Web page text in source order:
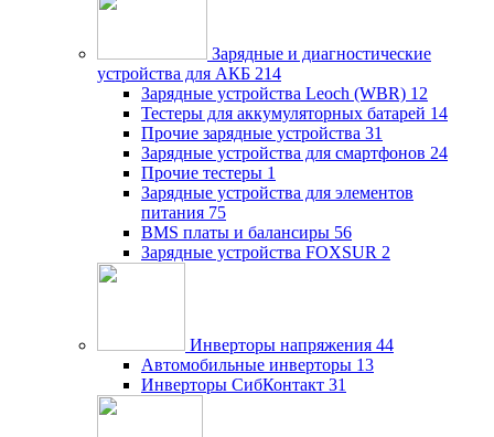
Зарядные и диагностические
устройства для АКБ 214
Зарядные устройства Leoch (WBR) 12
Тестеры для аккумуляторных батарей 14
Прочие зарядные устройства 31
Зарядные устройства для смартфонов 24
Прочие тестеры 1
Зарядные устройства для элементов
питания 75
BMS платы и балансиры 56
Зарядные устройства FOXSUR 2
Инверторы напряжения 44
Автомобильные инверторы 13
Инверторы СибКонтакт 31